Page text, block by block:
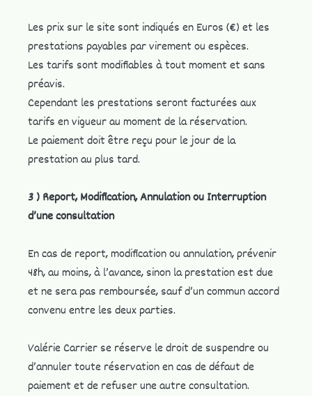
​​Les prix sur le site sont indiqués en Euros (€) et les
prestations payables par virement ou espèces.
Les tarifs sont modifiables à tout moment et sans
préavis.
Cependant les prestations seront facturées aux
tarifs en vigueur au moment de la réservation.
Le paiement doit être reçu pour le jour de la
prestation au plus tard.
3 ) Report, Modification, Annulation ou Interruption
d’une consultation
​En cas de report, modification ou annulation, prévenir
48h, au moins, à l’avance, sinon la prestation est due
et ne sera pas remboursée, sauf d’un commun accord
convenu entre les deux parties.
Valérie Carrier se réserve le droit de suspendre ou
d’annuler toute réservation en cas de défaut de
paiement et de refuser une autre consultation.